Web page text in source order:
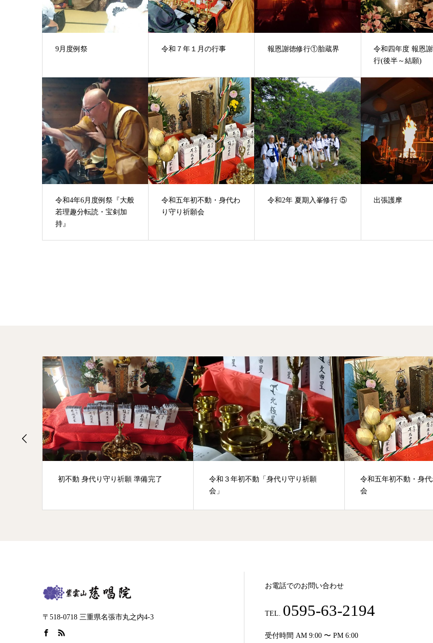
9月度例祭 令和７年１月の行事 報恩謝徳修行①胎蔵界
令和四年度 報恩
行(後半～結願)
令和4年6月度例祭『大般
若理趣分転読・宝剣加
持』
令和五年初不動・身代わ
り守り祈願会
令和2年 夏期入峯修行 ⑤ 出張護摩
初不動 身代り守り祈願 準備完了
令和３年初不動「身代り守り祈願
会」
令和五年初不動・身
会
〒518-0718 三重県名張市丸之内4-3
お電話でのお問い合わせ
TEL. 0595-63-2194
受付時間 AM 9:00 〜 PM 6:00